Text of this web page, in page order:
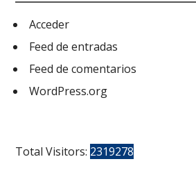
Acceder
Feed de entradas
Feed de comentarios
WordPress.org
Total Visitors: 2319278